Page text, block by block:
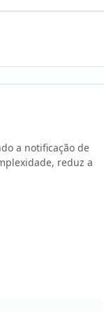
a notificação de
reduz a